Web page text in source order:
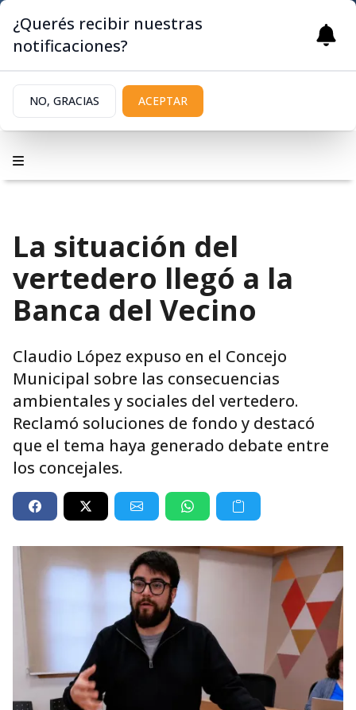
La situación del
vertedero llegó a la
Banca del Vecino
Claudio López expuso en el Concejo
Municipal sobre las consecuencias
ambientales y sociales del vertedero.
Reclamó soluciones de fondo y destacó
que el tema haya generado debate entre
los concejales.
¿Querés recibir nuestras
notificaciones?
NO, GRACIAS ACEPTAR